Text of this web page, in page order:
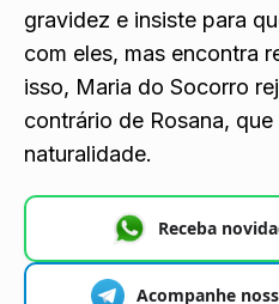
gravidez e insiste para
com eles, mas encontra
isso, Maria do Socorro
contrário de Rosana,
naturalidade.
Receba
Acompanhe